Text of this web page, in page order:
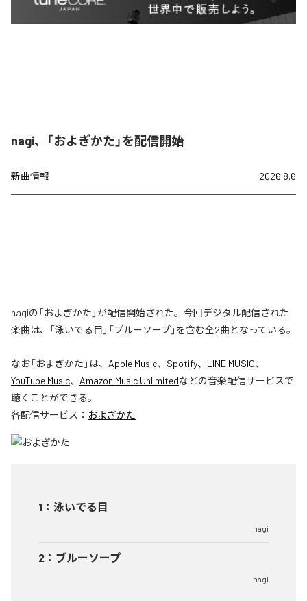
nagi、「およぎかた」を配信開始
新曲情報 2026.8.6
nagiの「およぎかた」が配信開始された。今回デジタル配信された
楽曲は、「泳いでる目」「ブルーソープ」を含む全2曲となっている。
なお「およぎかた 」は、 Apple Music、 Spotify、 LINE MUSIC、
YouTube Music、 Amazon Music Unlimitedなどの音楽配信サービスで
聴くことができる。
各配信サービス： およぎかた
1 ： 泳いでる目
nagi
2 ： ブルーソープ
nagi